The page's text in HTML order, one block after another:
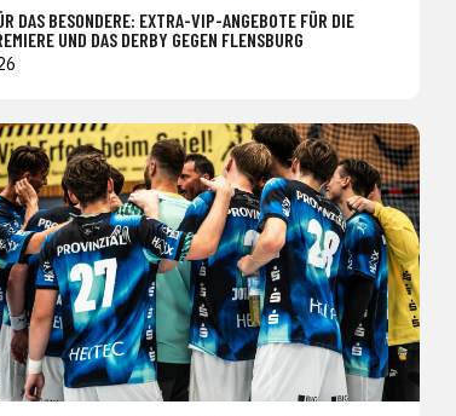
DAS BESONDERE: EXTRA-VIP-ANGEBOTE FÜR DIE
UND DAS DERBY GEGEN FLENSBURG